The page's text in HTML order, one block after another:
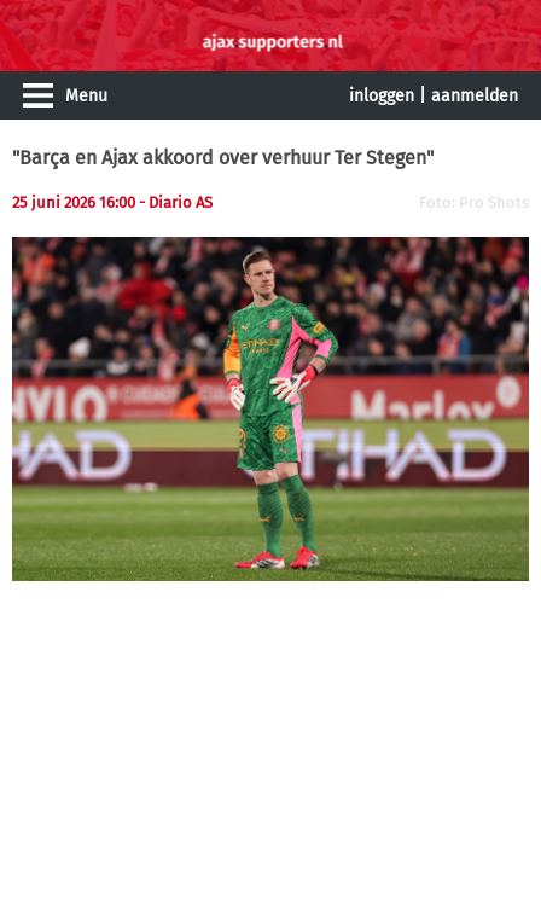
Menu inloggen aanmelden
"Barça en Ajax akkoord over verhuur Ter Stegen"
25 juni 2026 16:00 - Diario AS Foto: Pro Shots